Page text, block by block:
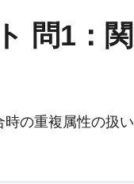
問1：関
の重複属性の扱い